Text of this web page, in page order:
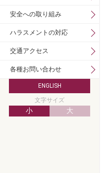
安全への取り組み
ハラスメントの対応
交通アクセス
各種お問い合わせ
ENGLISH
文字サイズ
小 大